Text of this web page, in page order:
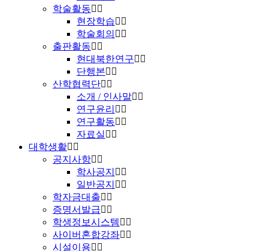
학술활동
현장학습
학술회의
출판활동
현대북한연구
단행본
산학협력단
소개 / 인사말
연구윤리
연구활동
자료실
대학생활
공지사항
학사공지
일반공지
학자금대출
증명서발급
학생정보시스템
사이버혼합강좌
시설이용